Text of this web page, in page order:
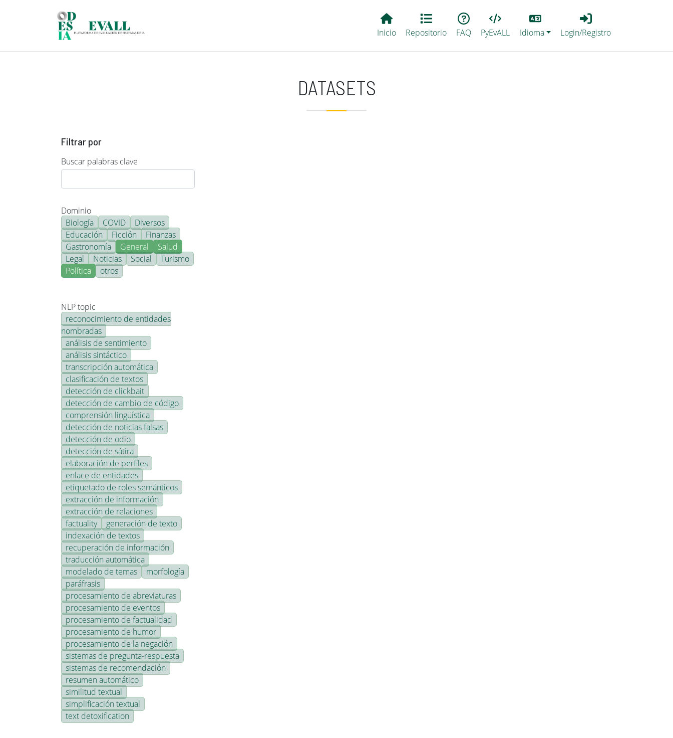
Main EvALL
Inicio Repositorio FAQ PyEvALL
Lang
Idioma
Login_Registro
Login/Registro
DATASETS
Filtrar por
Buscar palabras clave
Dominio
Biología
COVID
Diversos
Educación
Ficción
Finanzas
Gastronomía
General
Salud
Legal
Noticias Social
Turismo
Política
otros
NLP topic
reconocimiento de entidades
nombradas
análisis de sentimiento
análisis sintáctico
transcripción automática
clasificación de textos
detección de clickbait
detección de cambio de código
comprensión lingüística
detección de noticias falsas
detección de odio
detección de sátira
elaboración de perfiles
enlace de entidades
etiquetado de roles semánticos
extracción de información
extracción de relaciones
factuality
generación de texto
indexación de textos
recuperación de información
traducción automática
modelado de temas
morfología
paráfrasis
procesamiento de abreviaturas
procesamiento de eventos
procesamiento de factualidad
procesamiento de humor
procesamiento de la negación
sistemas de pregunta-respuesta
sistemas de recomendación
resumen automático
similitud textual
simplificación textual
text detoxification